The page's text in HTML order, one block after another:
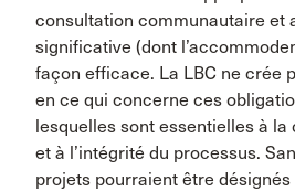
consultation communautaire et
significative (dont
façon efficace. La LBC ne crée
en ce qui concerne ces
lesquelles sont essentielles à
et à l’intégrité du processus.
projets pourraient être désignés